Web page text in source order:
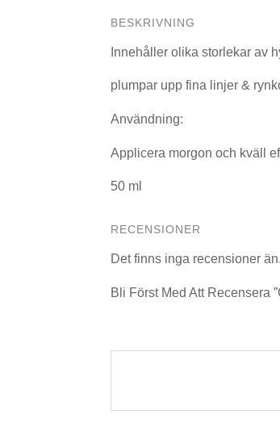
BESKRIVNING
Innehåller olika storlekar av
plumpar upp fina linjer &
Användning:
Applicera morgon och kväll
50 ml
RECENSIONER
Det finns inga recensioner än.
Bli Först Med Att Recensera